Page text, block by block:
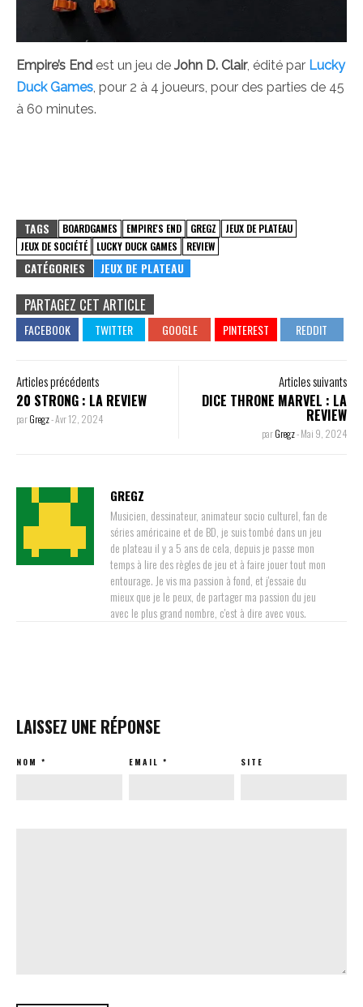
Empire’s End est un jeu de John D. Clair, édité par Lucky
Duck Games, pour 2 à 4 joueurs, pour des parties de 45
à 60 minutes.
TAGS BOARDGAMES EMPIRE'S END GREGZ
JEUX DE PLATEAU
JEUX DE SOCIÉTÉ
LUCKY DUCK GAMES REVIEW
CATÉGORIES JEUX DE PLATEAU
PARTAGEZ CET ARTICLE
Articles précédents
20 STRONG : LA REVIEW
parGregz-Avr 12, 2024
Articles suivants
DICE THRONE MARVEL : LA
REVIEW
parGregz-Mai 9, 2024
GREGZ
Musicien, dessinateur, animateur socio culturel, fan de
séries américaine et de BD, je suis tombé dans un jeu
de plateau il y a 5 ans de cela, depuis je passe mon
temps à lire des règles de jeu et à faire jouer tout mon
entourage. Je vis ma passion à fond, et j'essaie du
mieux que je le peux, de partager ma passion du jeu
avec le plus grand nombre, c'est à dire avec vous.
LAISSEZ UNE RÉPONSE
NOM * EMAIL * SITE